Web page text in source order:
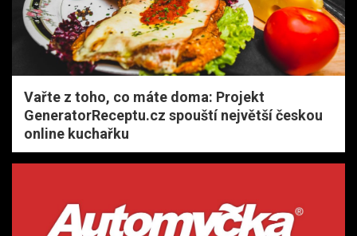
Vařte z toho, co máte doma: Projekt
GeneratorReceptu.cz spouští největší českou
online kuchařku